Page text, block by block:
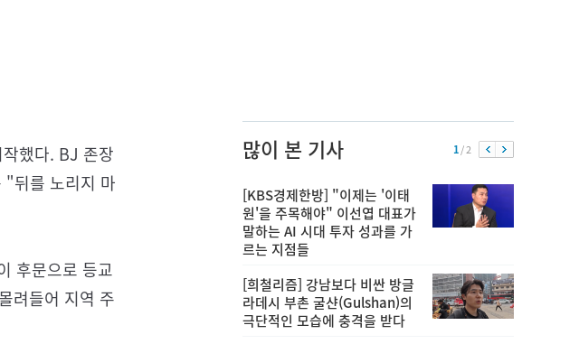
했다. BJ 존장
"뒤를 노리지 마
후문으로 등교
려들어 지역 주
많이 본 기사 1/ 2
[KBS경제한방] "이제는 '이태
원'을 주목해야" 이선엽 대표가
말하는 AI 시대 투자 성과를 가
르는 지점들
[희철리즘] 강남보다 비싼 방글
라데시 부촌 굴샨(Gulshan)의
극단적인 모습에 충격을 받다